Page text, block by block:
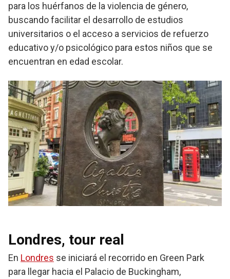
para los huérfanos de la violencia de género,
buscando facilitar el desarrollo de estudios
universitarios o el acceso a servicios de refuerzo
educativo y/o psicológico para estos niños que se
encuentran en edad escolar.
Londres, tour real
En Londres se iniciará el recorrido en Green Park
para llegar hacia el Palacio de Buckingham,